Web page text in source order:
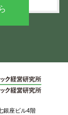
銀座ビル4階